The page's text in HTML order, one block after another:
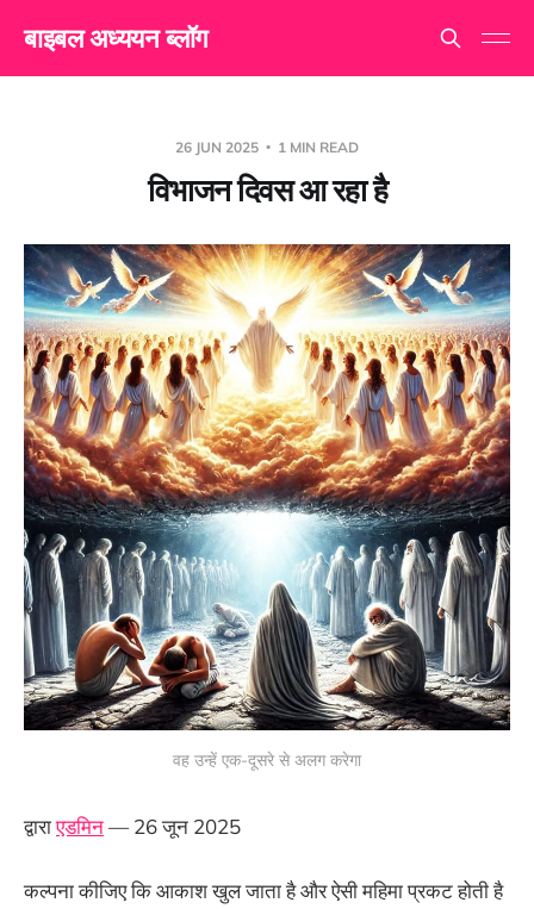
बाइबल अध्ययन ब्लॉग
26 JUN 2025 1 MIN READ
विभाजन दिवस आ रहा है
वह उन्हें एक-दूसरे से अलग करेगा
द्वाराएडमिन— 26 जून 2025
कल्पना कीजिए कि आकाश खुल जाता है और ऐसी महिमा प्रकट होती है